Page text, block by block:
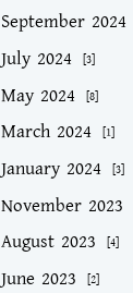
September 2024
July 2024 [3]
May 2024 [8]
March 2024 [1]
January 2024 [3]
November 2023
August 2023 [4]
June 2023 [2]